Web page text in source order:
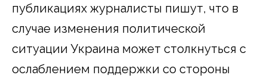
публикациях журналисты пишут, что в
случае изменения политической
ситуации Украина может столкнуться с
ослаблением поддержки со стороны